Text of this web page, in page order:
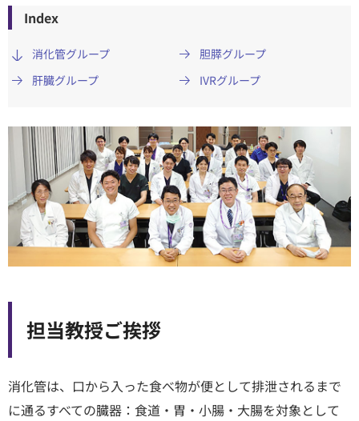
Index
消化管グループ
胆膵グループ
肝臓グループ
IVRグループ
担当教授ご挨拶
消化管は、口から入った食べ物が便として排泄されるまで
に通るすべての臓器：食道・胃・小腸・大腸を対象として